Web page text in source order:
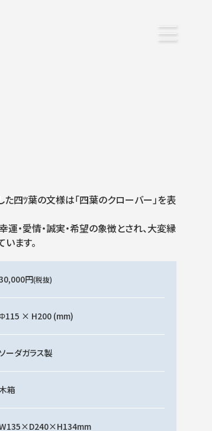
四ﾂ葉の文様は「四葉のクローバー」を表
・愛情・誠実・希望の象徴とされ、大変縁
ます。
円(税抜)
× H200 (mm)
ーダガラス製
箱